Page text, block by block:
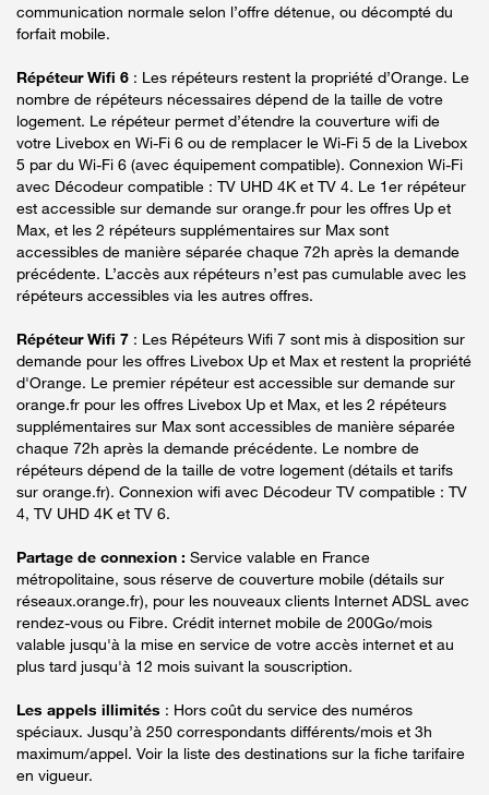
communication normale selon l’offre détenue, ou décompté du
forfait mobile.
Répéteur Wifi 6 : Les répéteurs restent la propriété d’Orange. Le
nombre de répéteurs nécessaires dépend de la taille de votre
logement. Le répéteur permet d’étendre la couverture wifi de
votre Livebox en Wi-Fi 6 ou de remplacer le Wi-Fi 5 de la Livebox
5 par du Wi-Fi 6 (avec équipement compatible). Connexion Wi-Fi
avec Décodeur compatible : TV UHD 4K et TV 4. Le 1er répéteur
est accessible sur demande sur orange.fr pour les offres Up et
Max, et les 2 répéteurs supplémentaires sur Max sont
accessibles de manière séparée chaque 72h après la demande
précédente. L’accès aux répéteurs n’est pas cumulable avec les
répéteurs accessibles via les autres offres.
Répéteur Wifi 7 : Les Répéteurs Wifi 7 sont mis à disposition sur
demande pour les offres Livebox Up et Max et restent la propriété
d'Orange. Le premier répéteur est accessible sur demande sur
orange.fr pour les offres Livebox Up et Max, et les 2 répéteurs
supplémentaires sur Max sont accessibles de manière séparée
chaque 72h après la demande précédente. Le nombre de
répéteurs dépend de la taille de votre logement (détails et tarifs
sur orange.fr). Connexion wifi avec Décodeur TV compatible : TV
4, TV UHD 4K et TV 6.
Partage de connexion : Service valable en France
métropolitaine, sous réserve de couverture mobile (détails sur
réseaux.orange.fr), pour les nouveaux clients Internet ADSL avec
rendez-vous ou Fibre. Crédit internet mobile de 200Go/mois
valable jusqu'à la mise en service de votre accès internet et au
plus tard jusqu'à 12 mois suivant la souscription.
Les appels illimités : Hors coût du service des numéros
spéciaux. Jusqu’à 250 correspondants différents/mois et 3h
maximum/appel. Voir la liste des destinations sur la fiche tarifaire
en vigueur.